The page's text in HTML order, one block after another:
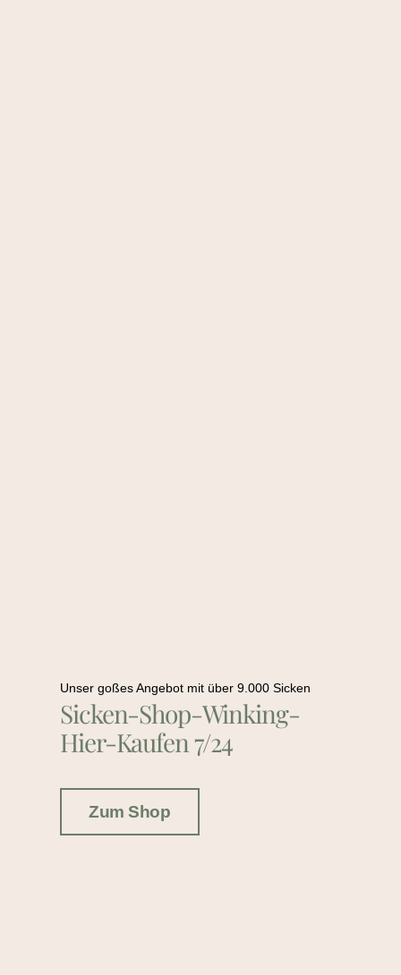
Unser goßes Angebot mit über 9.000 Sicken
Sicken-Shop-Winking-
Hier-Kaufen 7/24
Zum Shop